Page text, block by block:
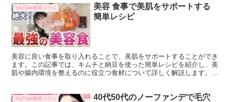
YouTube動画コラム
美容 食事で美肌をサポートする
簡単レシピ
美容に良い食事を取り入れることで、美肌をサポートすることができ
ます。この記事では、キムチと納豆を使った簡単レシピを紹介し、美
肌や腸内環境を整えるのに役立つ食材について詳しく解説します。こ
YouTube動画コラム
40代50代のノーファンデで毛穴